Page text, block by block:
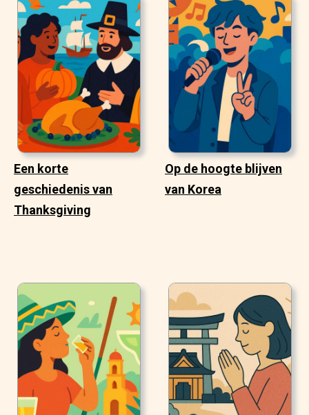
Een korte
geschiedenis van
Thanksgiving
Op de hoogte blijven
van Korea